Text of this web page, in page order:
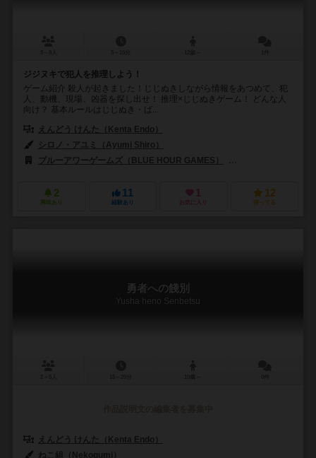
ジジヌキで犯人を推理しよう！
ゲーム紹介 殺人が起きました！じじぬきしながら情報をあつめて、犯
人、動機、現場、凶器を探し出せ！ 推理×じじぬきゲーム！ どんな人
向け？ 基本ルールはじじぬき・ば...
えんどう けんた（Kenta Endo）
シロノ・アユミ（Ayumi Shiro）
ブルーアワーゲームズ（BLUE HOUR GAMES）
2
興味あり
11
経験あり
1
お気に入り
12
持ってる
勇者への餞別
Yusha heno Senbetsu
えんどう けんた（Kenta Endo）
ねこ組（Nekogumi）